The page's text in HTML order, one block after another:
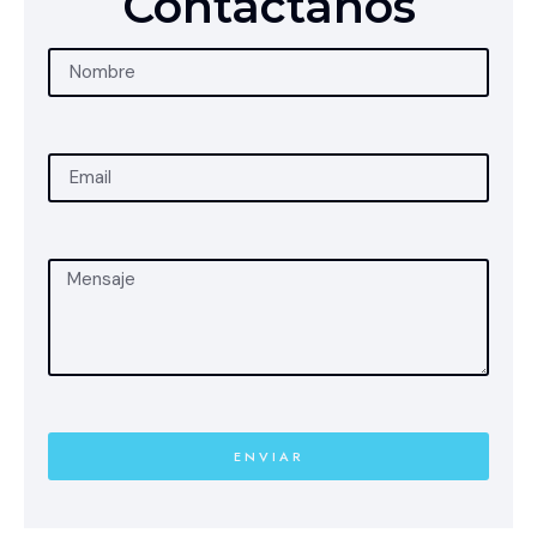
ENVIAR